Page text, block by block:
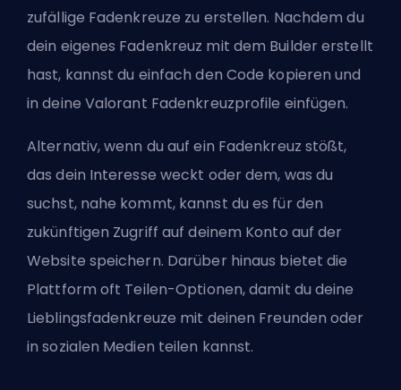
zufällige Fadenkreuze zu erstellen. Nachdem du
dein eigenes Fadenkreuz mit dem Builder erstellt
hast, kannst du einfach den Code kopieren und
in deine Valorant Fadenkreuzprofile einfügen.
Alternativ, wenn du auf ein Fadenkreuz stößt,
das dein Interesse weckt oder dem, was du
suchst, nahe kommt, kannst du es für den
zukünftigen Zugriff auf deinem Konto auf der
Website speichern. Darüber hinaus bietet die
Plattform oft Teilen-Optionen, damit du deine
Lieblingsfadenkreuze mit deinen Freunden oder
in sozialen Medien teilen kannst.